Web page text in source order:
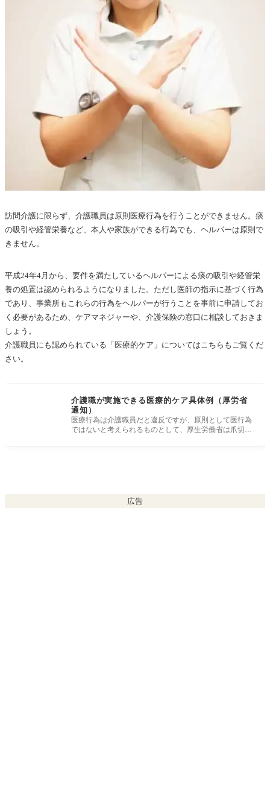
訪問介護に限らず、介護職員は原則医療行為を行うことができません。痰
の吸引や経管栄養など、本人や家族ができる行為でも、ヘルパーは原則で
きません。
平成24年4月から、要件を満たしているヘルパーによる痰の吸引や経管栄
養の処置は認められるようになりました。ただし医師の指示に基づく行為
であり、事業所もこれらの行為をヘルパーが行うことを事前に申請してお
く必要があるため、ケアマネジャーや、介護保険の窓口に相談しておきま
しょう。
介護職員にも認められている「医療的ケア」についてはこちらもご覧くだ
さい。
介護職が実施できる医療的ケア具体例（厚労省
通知）
医療行為は介護職員だと違反ですが、原則として医行為
ではないと考えられるものとして、厚生労働省は爪切
広告